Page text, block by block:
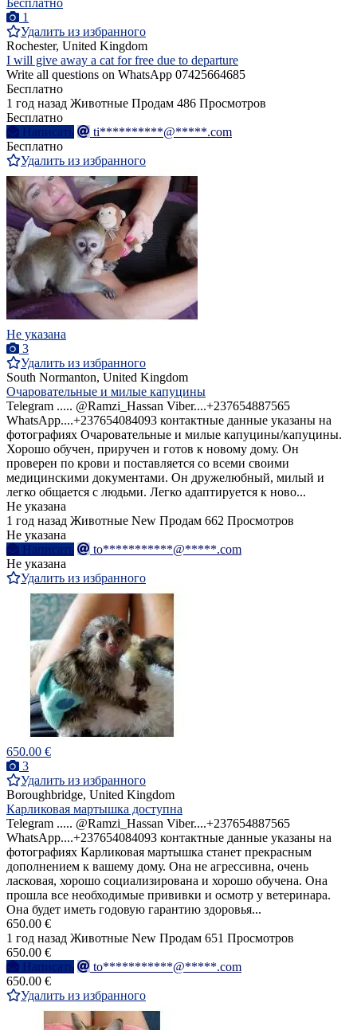
Бесплатно
1
Удалить из избранного
Rochester, United Kingdom
I will give away a cat for free due to departure
Write all questions on WhatsApp 07425664685
Бесплатно
1 год назад Животные Продам 486 Просмотров
Бесплатно
Написать
ti**********@*****.com
Бесплатно
Удалить из избранного
Не указана
3
Удалить из избранного
South Normanton, United Kingdom
Очаровательные и милые капуцины
Telegram ..... @Ramzi_Hassan Viber....+237654887565
WhatsApp....+237654084093 контактные данные указаны на
фотографиях Очаровательные и милые капуцины/капуцины.
Хорошо обучен, приручен и готов к новому дому. Он
проверен по крови и поставляется со всеми своими
медицинскими документами. Он дружелюбный, милый и
легко общается с людьми. Легко адаптируется к ново...
Не указана
1 год назад Животные New Продам 662 Просмотров
Не указана
Написать
to***********@*****.com
Не указана
Удалить из избранного
650.00 €
3
Удалить из избранного
Boroughbridge, United Kingdom
Карликовая мартышка доступна
Telegram ..... @Ramzi_Hassan Viber....+237654887565
WhatsApp....+237654084093 контактные данные указаны на
фотографиях Карликовая мартышка станет прекрасным
дополнением к вашему дому. Она не агрессивна, очень
ласковая, хорошо социализирована и хорошо обучена. Она
прошла все необходимые прививки и осмотр у ветеринара.
Она будет иметь годовую гарантию здоровья...
650.00 €
1 год назад Животные New Продам 651 Просмотров
650.00 €
Написать
to***********@*****.com
650.00 €
Удалить из избранного